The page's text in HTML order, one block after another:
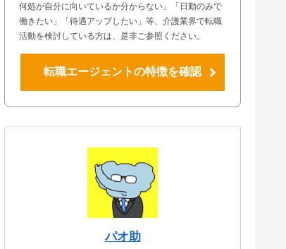
何処が自分に向いているか分からない」「日勤のみで
働きたい」「待遇アップしたい」等、介護業界で転職
活動を検討している方は、是非ご参照ください。
転職エージェントの特徴を確認
パオ助